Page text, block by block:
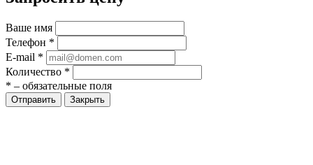
Ваше имя
Телефон *
E-mail *
Количество *
* – обязательные поля
Закрыть